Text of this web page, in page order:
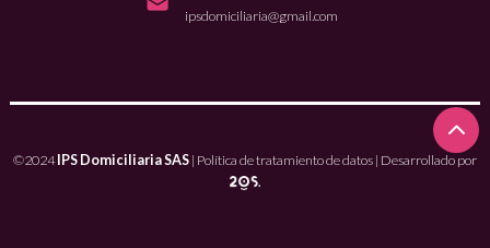
ipsdomiciliaria@gmail.com
©2024 IPS Domiciliaria SAS| Política de tratamiento de datos| Desarrollado por